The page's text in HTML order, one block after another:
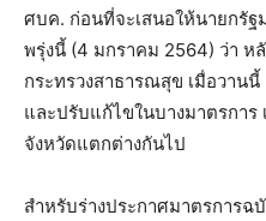
ศบค. ก่อนที่จะเสนอให้นายกรั
พรุ่งนี้ (4 มกราคม 2564) ว่า ห
กระทรวงสาธารณสุข เมื่อวาน
และปรับแก้ไขในบางมาตรกา
จังหวัดแตกต่างกันไป
สำหรับร่างประกาศมาตรการ